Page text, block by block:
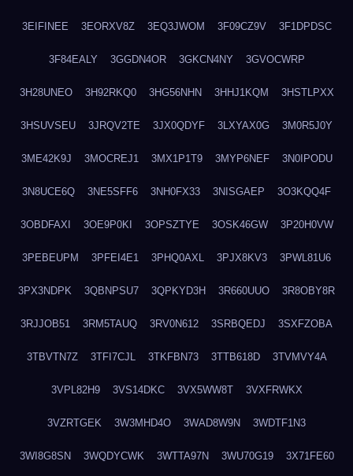
3EIFINEE 3EORXV8Z 3EQ3JWOM 3F09CZ9V 3F1DPDSC
3F84EALY 3GGDN4OR 3GKCN4NY 3GVOCWRP
3H28UNEO 3H92RKQ0 3HG56NHN 3HHJ1KQM 3HSTLPXX
3HSUVSEU 3JRQV2TE 3JX0QDYF 3LXYAX0G 3M0R5J0Y
3ME42K9J 3MOCREJ1 3MX1P1T9 3MYP6NEF 3N0IPODU
3N8UCE6Q 3NE5SFF6 3NH0FX33 3NISGAEP 3O3KQQ4F
3OBDFAXI 3OE9P0KI 3OPSZTYE 3OSK46GW 3P20H0VW
3PEBEUPM 3PFEI4E1 3PHQ0AXL 3PJX8KV3 3PWL81U6
3PX3NDPK 3QBNPSU7 3QPKYD3H 3R660UUO 3R8OBY8R
3RJJOB51 3RM5TAUQ 3RV0N612 3SRBQEDJ 3SXFZOBA
3TBVTN7Z 3TFI7CJL 3TKFBN73 3TTB618D 3TVMVY4A
3VPL82H9 3VS14DKC 3VX5WW8T 3VXFRWKX
3VZRTGEK 3W3MHD4O 3WAD8W9N 3WDTF1N3
3WI8G8SN 3WQDYCWK 3WTTA97N 3WU70G19 3X71FE60